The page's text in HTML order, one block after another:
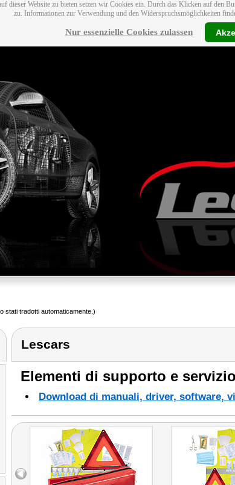
dieser Website zu bieten setzen wir Cookies ein. Durch das Klicken auf den
zu. Informationen zur Verwendung und den Widerspruchsmöglichkeiten
Nur essenzielle Cookies zulassen
stati tradotti automaticamente.)
Lescars
Elementi di supporto e
Download di manuali, driver, software,